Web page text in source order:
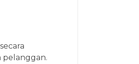
pelanggan.